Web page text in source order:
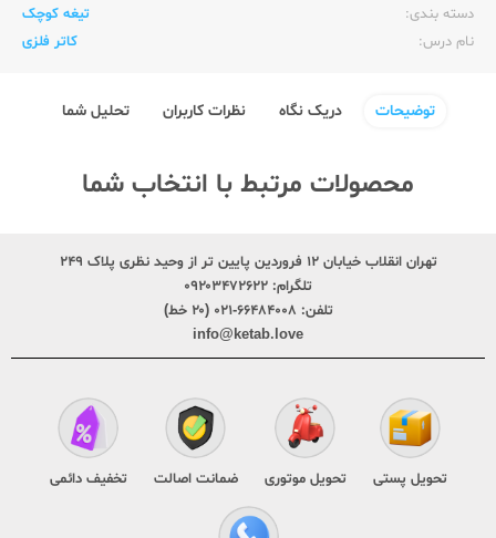
دسته بندی:
تیغه کوچک
نام درس:
کاتر فلزی
توضیحات دریک نگاه نظرات کاربران تحلیل شما
محصولات مرتبط با انتخاب شما
تهران انقلاب خیابان ۱۲ فروردین پایین تر از وحید نظری پلاک ۲۴۹
تلگرام: ۰۹۲۰۳۴۷۲۶۲۲
تلفن: ۶۶۴۸۴۰۰۸-۰۲۱ (۲۰ خط)
info@ketab.love
تحویل پستی تحویل موتوری ضمانت اصالت تخفیف دائمی